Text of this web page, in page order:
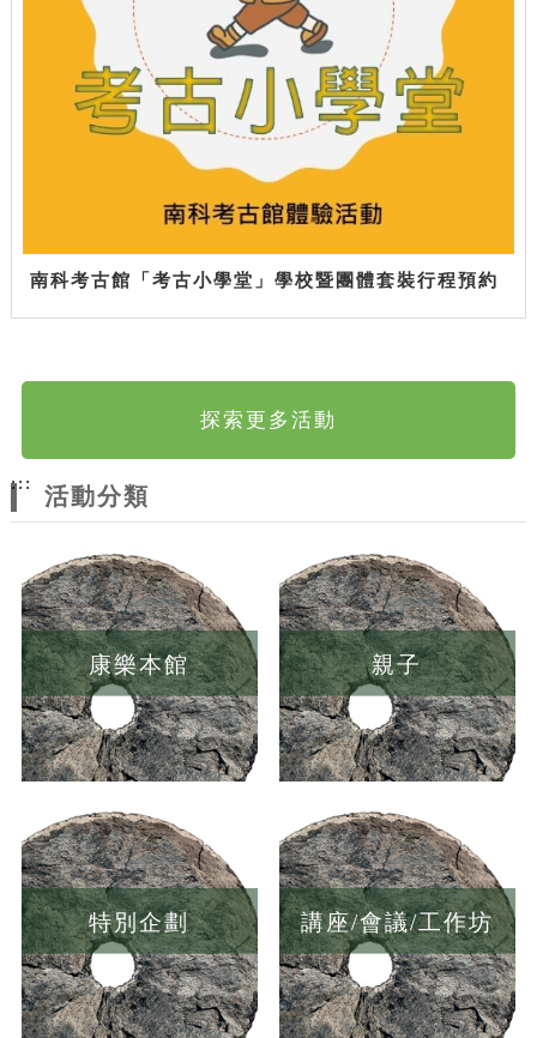
南科考古館「考古小學堂」學校暨團體套裝行程預約
探索更多活動
:::
活動分類
康樂本館 親子
特別企劃 講座/會議/工作坊